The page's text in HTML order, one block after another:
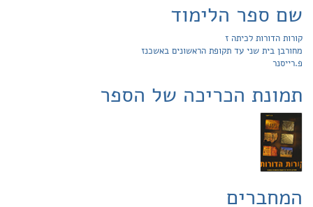
שם ספר הלימוד
קורות הדורות לכיתה ז
מחורבן בית שני עד תקופת הראשונים באשכנז
פ.רייסנר
תמונת הכריכה של הספר
המחברים